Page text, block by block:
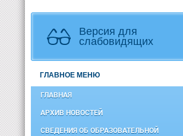
Версия для
слабовидящих
ГЛАВНОЕ МЕНЮ
ГЛАВНАЯ
АРХИВ НОВОСТЕЙ
СВЕДЕНИЯ ОБ ОБРАЗОВАТЕЛЬНОЙ